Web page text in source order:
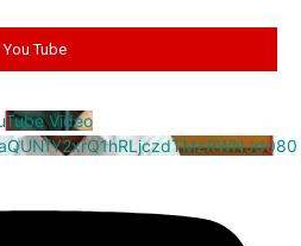
You Tube
Video